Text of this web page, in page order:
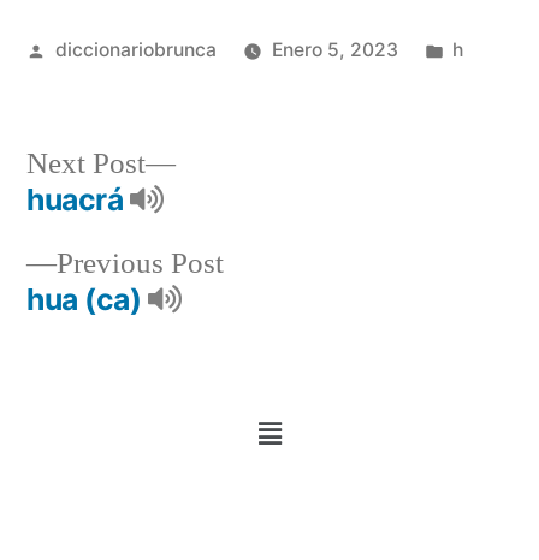
diccionariobrunca Enero 5, 2023 h
Previous Post
hua (ca)
Next Post
huacrá